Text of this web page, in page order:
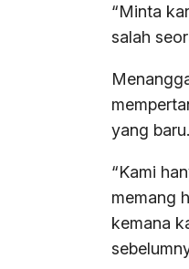
“Minta
salah
yang baru.
“Kami
memang
kemana